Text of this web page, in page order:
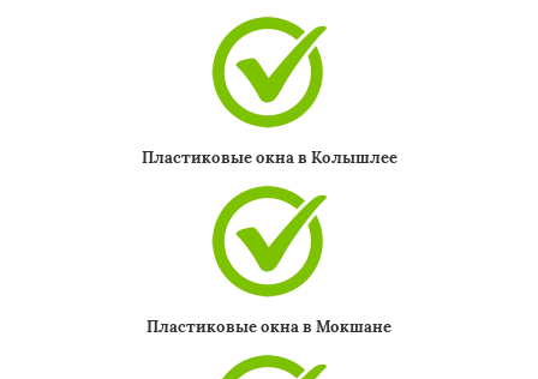
Пластиковые окна в Колышлее
Пластиковые окна в Мокшане